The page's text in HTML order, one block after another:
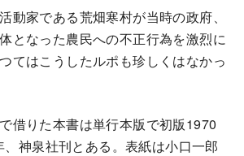
動家である荒畑寒村が当時の政府、
となった農民への不正行為を激烈に
てはこうしたルポも珍しくはなかっ
借りた本書は単行本版で初版1970
神泉社刊とある。表紙は小口一郎